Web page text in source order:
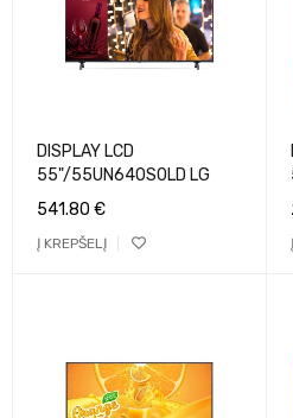
DISPLAY LCD
55"/55UN640S0LD LG
541.80 €
Į KREPŠELĮ